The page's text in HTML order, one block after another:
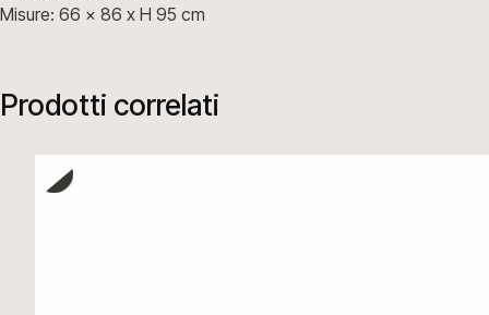
Misure: 66 x 86 x H 95 cm
Prodotti correlati